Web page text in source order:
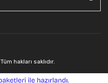
Tüm hakları saklıdır.
e-